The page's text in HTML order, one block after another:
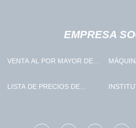
EMPRESA
VENTA AL POR MAYOR DE
TEXTILES
LISTA DE PRECIOS DE